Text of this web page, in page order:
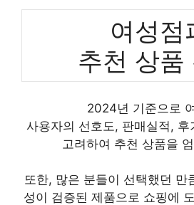
여성점
추천 상품
2024년 기준으로
사용자의 선호도, 판매실적, 후
고려하여 추천 상품을
또한, 많은 분들이 선택했던 만
성이 검증된 제품으로 쇼핑에